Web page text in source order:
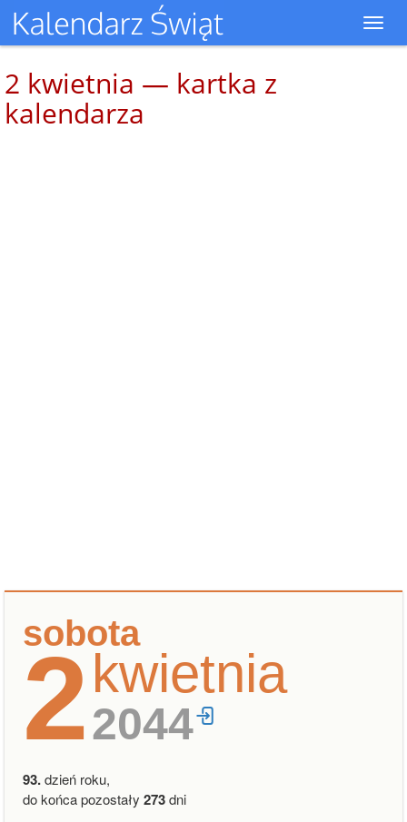
2 kwietnia — kartka z
kalendarza
sobota
2kwietnia
2044
93.dzień roku,
do końca pozostały 273dni